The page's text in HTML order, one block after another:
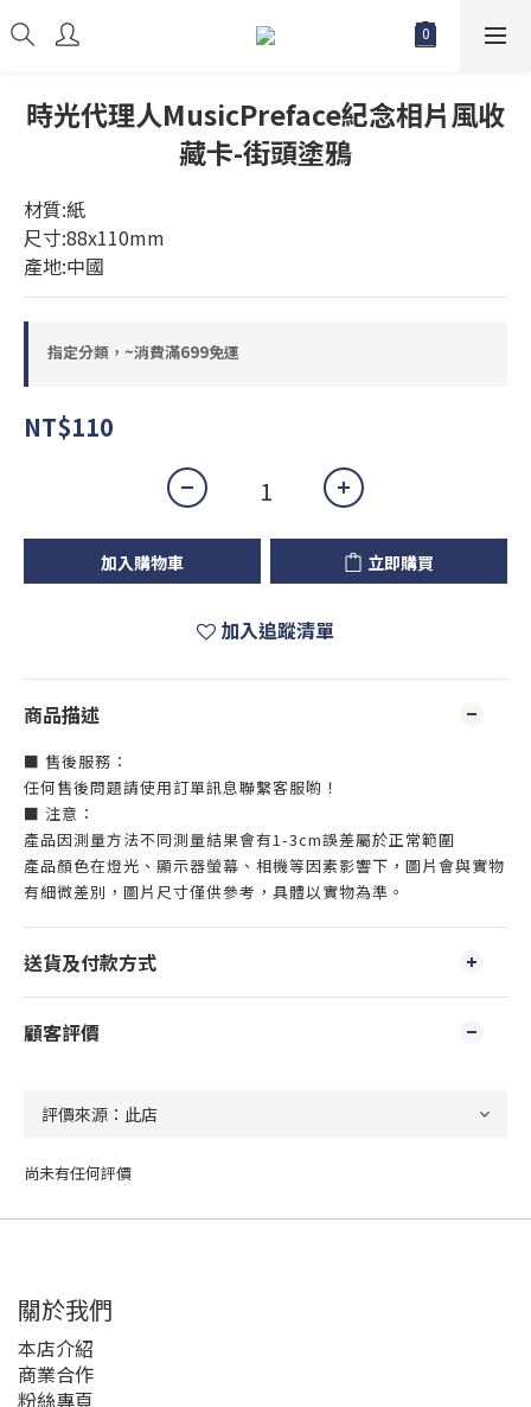
時光代理人MusicPreface紀念相片風收
藏卡-街頭塗鴉
材質:紙
尺寸:88x110mm
產地:中國
指定分類，~消費滿699免運
NT$110
加入購物車 立即購買
加入追蹤清單
商品描述
■ 售後服務：
任何售後問題請使用訂單訊息聯繫客服喲！
■ 注意：
產品因測量方法不同測量結果會有1-3cm誤差屬於正常範圍
產品顏色在燈光、顯示器螢幕、相機等因素影響下，圖片會與實物
有細微差別，圖片尺寸僅供參考，具體以實物為準。
送貨及付款方式
顧客評價
尚未有任何評價
關於我們
本店介紹
商業合作
粉絲專頁